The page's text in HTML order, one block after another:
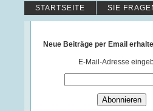
STARTSEITE SIE
Neue Beiträge per Email
E-Mail-Adresse